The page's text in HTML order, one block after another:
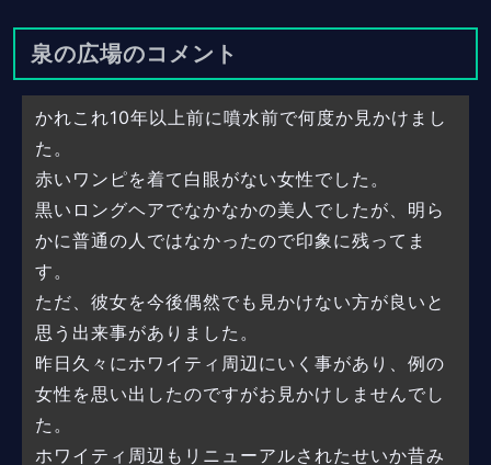
泉の広場のコメント
かれこれ10年以上前に噴水前で何度か見かけまし
た。
赤いワンピを着て白眼がない女性でした。
黒いロングヘアでなかなかの美人でしたが、明ら
かに普通の人ではなかったので印象に残ってま
す。
ただ、彼女を今後偶然でも見かけない方が良いと
思う出来事がありました。
昨日久々にホワイティ周辺にいく事があり、例の
女性を思い出したのですがお見かけしませんでし
た。
ホワイティ周辺もリニューアルされたせいか昔み